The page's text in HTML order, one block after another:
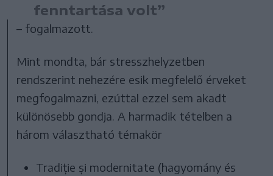
fenntartása volt”
– fogalmazott.
Mint mondta, bár stresszhelyzetben
rendszerint nehezére esik megfelelő érveket
megfogalmazni, ezúttal ezzel sem akadt
különösebb gondja. A harmadik tételben a
három választható témakör
Tradiție și modernitate (hagyomány és